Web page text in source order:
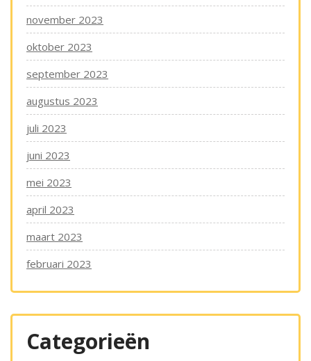
november 2023
oktober 2023
september 2023
augustus 2023
juli 2023
juni 2023
mei 2023
april 2023
maart 2023
februari 2023
Categorieën